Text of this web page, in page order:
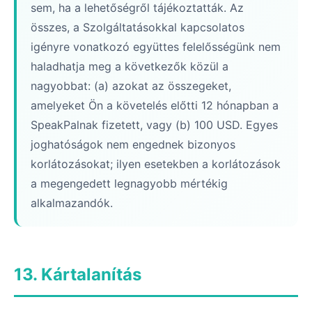
sem, ha a lehetőségről tájékoztatták. Az
összes, a Szolgáltatásokkal kapcsolatos
igényre vonatkozó együttes felelősségünk nem
haladhatja meg a következők közül a
nagyobbat: (a) azokat az összegeket,
amelyeket Ön a követelés előtti 12 hónapban a
SpeakPalnak fizetett, vagy (b) 100 USD. Egyes
joghatóságok nem engednek bizonyos
korlátozásokat; ilyen esetekben a korlátozások
a megengedett legnagyobb mértékig
alkalmazandók.
13. Kártalanítás